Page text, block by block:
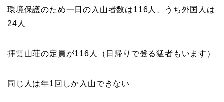
環境保護のため一日の入山者数は116人、うち外国人は
24人
拝雲山荘の定員が116人（日帰りで登る猛者もいます）
同じ人は年1回しか入山できない